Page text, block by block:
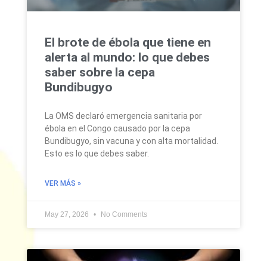
El brote de ébola que tiene en
alerta al mundo: lo que debes
saber sobre la cepa
Bundibugyo
La OMS declaró emergencia sanitaria por
ébola en el Congo causado por la cepa
Bundibugyo, sin vacuna y con alta mortalidad.
Esto es lo que debes saber.
VER MÁS »
May 27, 2026 No Comments